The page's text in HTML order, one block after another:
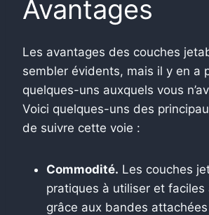
Avantages
Les avantages des couches
sembler évidents, mais il y en a
quelques-uns auxquels vous
Voici quelques-uns des
de suivre cette voie :
Commodité. Les couches
pratiques à utiliser et faciles
grâce aux bandes